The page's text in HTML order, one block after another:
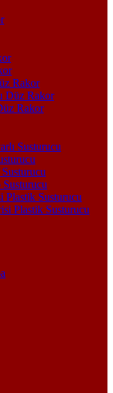
Rakor
Düz Rakor
Rakor
Susturucu
Susturucu
Plastik Susturucu
Plastik Susturucu